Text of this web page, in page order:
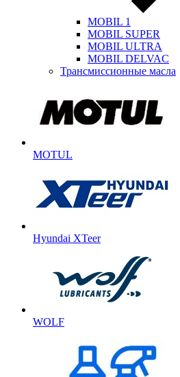
MOBIL 1
MOBIL SUPER
MOBIL ULTRA
MOBIL DELVAC
Трансмиссионные масла
MOTUL
Hyundai XTeer
WOLF